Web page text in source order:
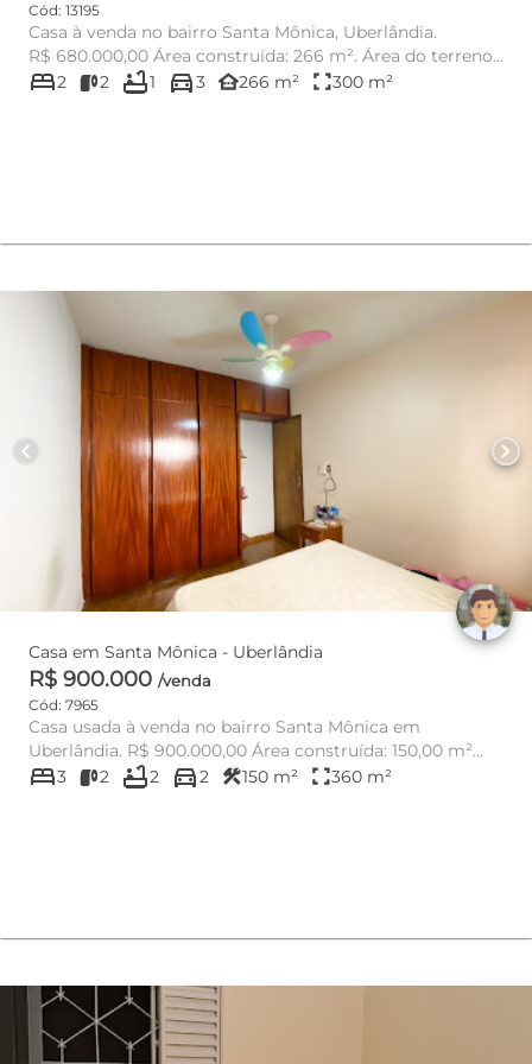
Cód: 13195
Casa à venda no bairro Santa Mônica, Uberlândia.
R$ 680.000,00 Área construída: 266 m². Área do terreno:
300 m². 3 ...
bed2 2 bathtub1 directions_car3 other_houses266 m² fullscreen300 m²
chevron_left chevron_right
Casa em Santa Mônica - Uberlândia
R$ 900.000 /venda
Cód: 7965
Casa usada à venda no bairro Santa Mônica em
Uberlândia. R$ 900.000,00 Área construída: 150,00 m²
Área do t...
bed3 2 bathtub2 directions_car2 construction150 m² fullscreen360 m²